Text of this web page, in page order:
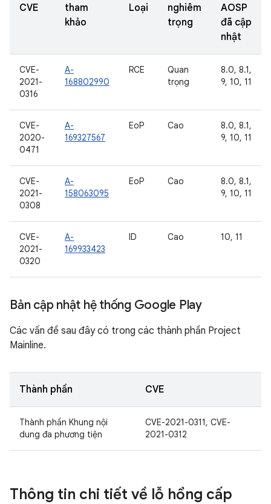
CVE
tham
khảo
Loại
nghiêm
trọng
AOSP
đã cập
nhật
CVE-
2021-
0316
A-
168802990
RCE
Quan
trọng
8.0, 8.1,
9, 10, 11
CVE-
2020-
0471
A-
169327567
EoP Cao
8.0, 8.1,
9, 10, 11
CVE-
2021-
0308
A-
158063095
EoP Cao
8.0, 8.1,
9, 10, 11
CVE-
2021-
0320
A-
169933423
ID Cao 10, 11
Bản cập nhật hệ thống Google Play
Các vấn đề sau đây có trong các thành phần Project
Mainline.
Thành phần CVE
Thành phần Khung nội
dung đa phương tiện
CVE-2021-0311, CVE-
2021-0312
Thông tin chi tiết về lỗ hổng cấp